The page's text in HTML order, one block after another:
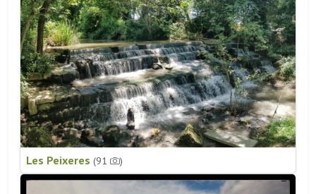
Les Peixeres (91 )